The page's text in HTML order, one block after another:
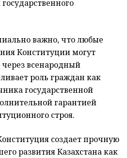
важно, что любые
Конституции могут
всенародный
роль граждан как
государственной
гарантией
строя.
создает прочную
развития Казахстана как